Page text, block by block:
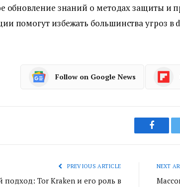
обновление знаний о методах защиты и
помогут избежать большинства угроз в
Follow on Google News
PREVIOUS ARTICLE
Tor Kraken и его роль в
NEXT